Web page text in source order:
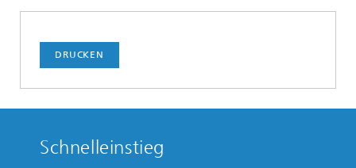
DRUCKEN
Schnelleinstieg